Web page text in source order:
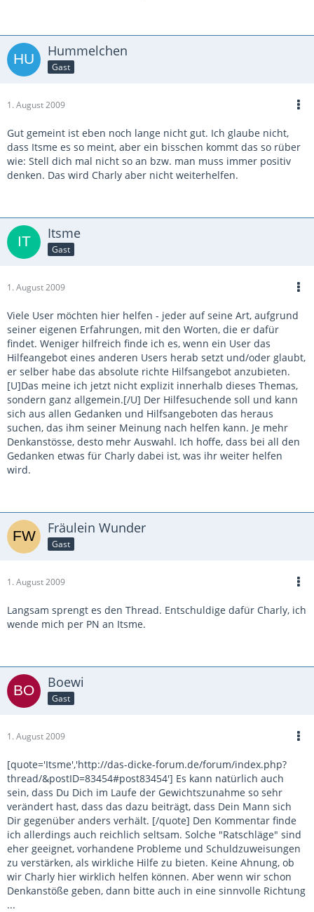
Hummelchen
Gast
1. August 2009
Gut gemeint ist eben noch lange nicht gut. Ich glaube nicht,
dass Itsme es so meint, aber ein bisschen kommt das so rüber
wie: Stell dich mal nicht so an bzw. man muss immer positiv
denken. Das wird Charly aber nicht weiterhelfen.
Itsme
Gast
1. August 2009
Viele User möchten hier helfen - jeder auf seine Art, aufgrund
seiner eigenen Erfahrungen, mit den Worten, die er dafür
findet. Weniger hilfreich finde ich es, wenn ein User das
Hilfeangebot eines anderen Users herab setzt und/oder glaubt,
er selber habe das absolute richte Hilfsangebot anzubieten.
[U]Das meine ich jetzt nicht explizit innerhalb dieses Themas,
sondern ganz allgemein.[/U] Der Hilfesuchende soll und kann
sich aus allen Gedanken und Hilfsangeboten das heraus
suchen, das ihm seiner Meinung nach helfen kann. Je mehr
Denkanstösse, desto mehr Auswahl. Ich hoffe, dass bei all den
Gedanken etwas für Charly dabei ist, was ihr weiter helfen
wird.
Fräulein Wunder
Gast
1. August 2009
Langsam sprengt es den Thread. Entschuldige dafür Charly, ich
wende mich per PN an Itsme.
Boewi
Gast
1. August 2009
[quote='Itsme','http://das-dicke-forum.de/forum/index.php?
thread/&postID=83454#post83454'] Es kann natürlich auch
sein, dass Du Dich im Laufe der Gewichtszunahme so sehr
verändert hast, dass das dazu beiträgt, dass Dein Mann sich
Dir gegenüber anders verhält. [/quote] Den Kommentar finde
ich allerdings auch reichlich seltsam. Solche "Ratschläge" sind
eher geeignet, vorhandene Probleme und Schuldzuweisungen
zu verstärken, als wirkliche Hilfe zu bieten. Keine Ahnung, ob
wir Charly hier wirklich helfen können. Aber wenn wir schon
Denkanstöße geben, dann bitte auch in eine sinnvolle Richtung
...